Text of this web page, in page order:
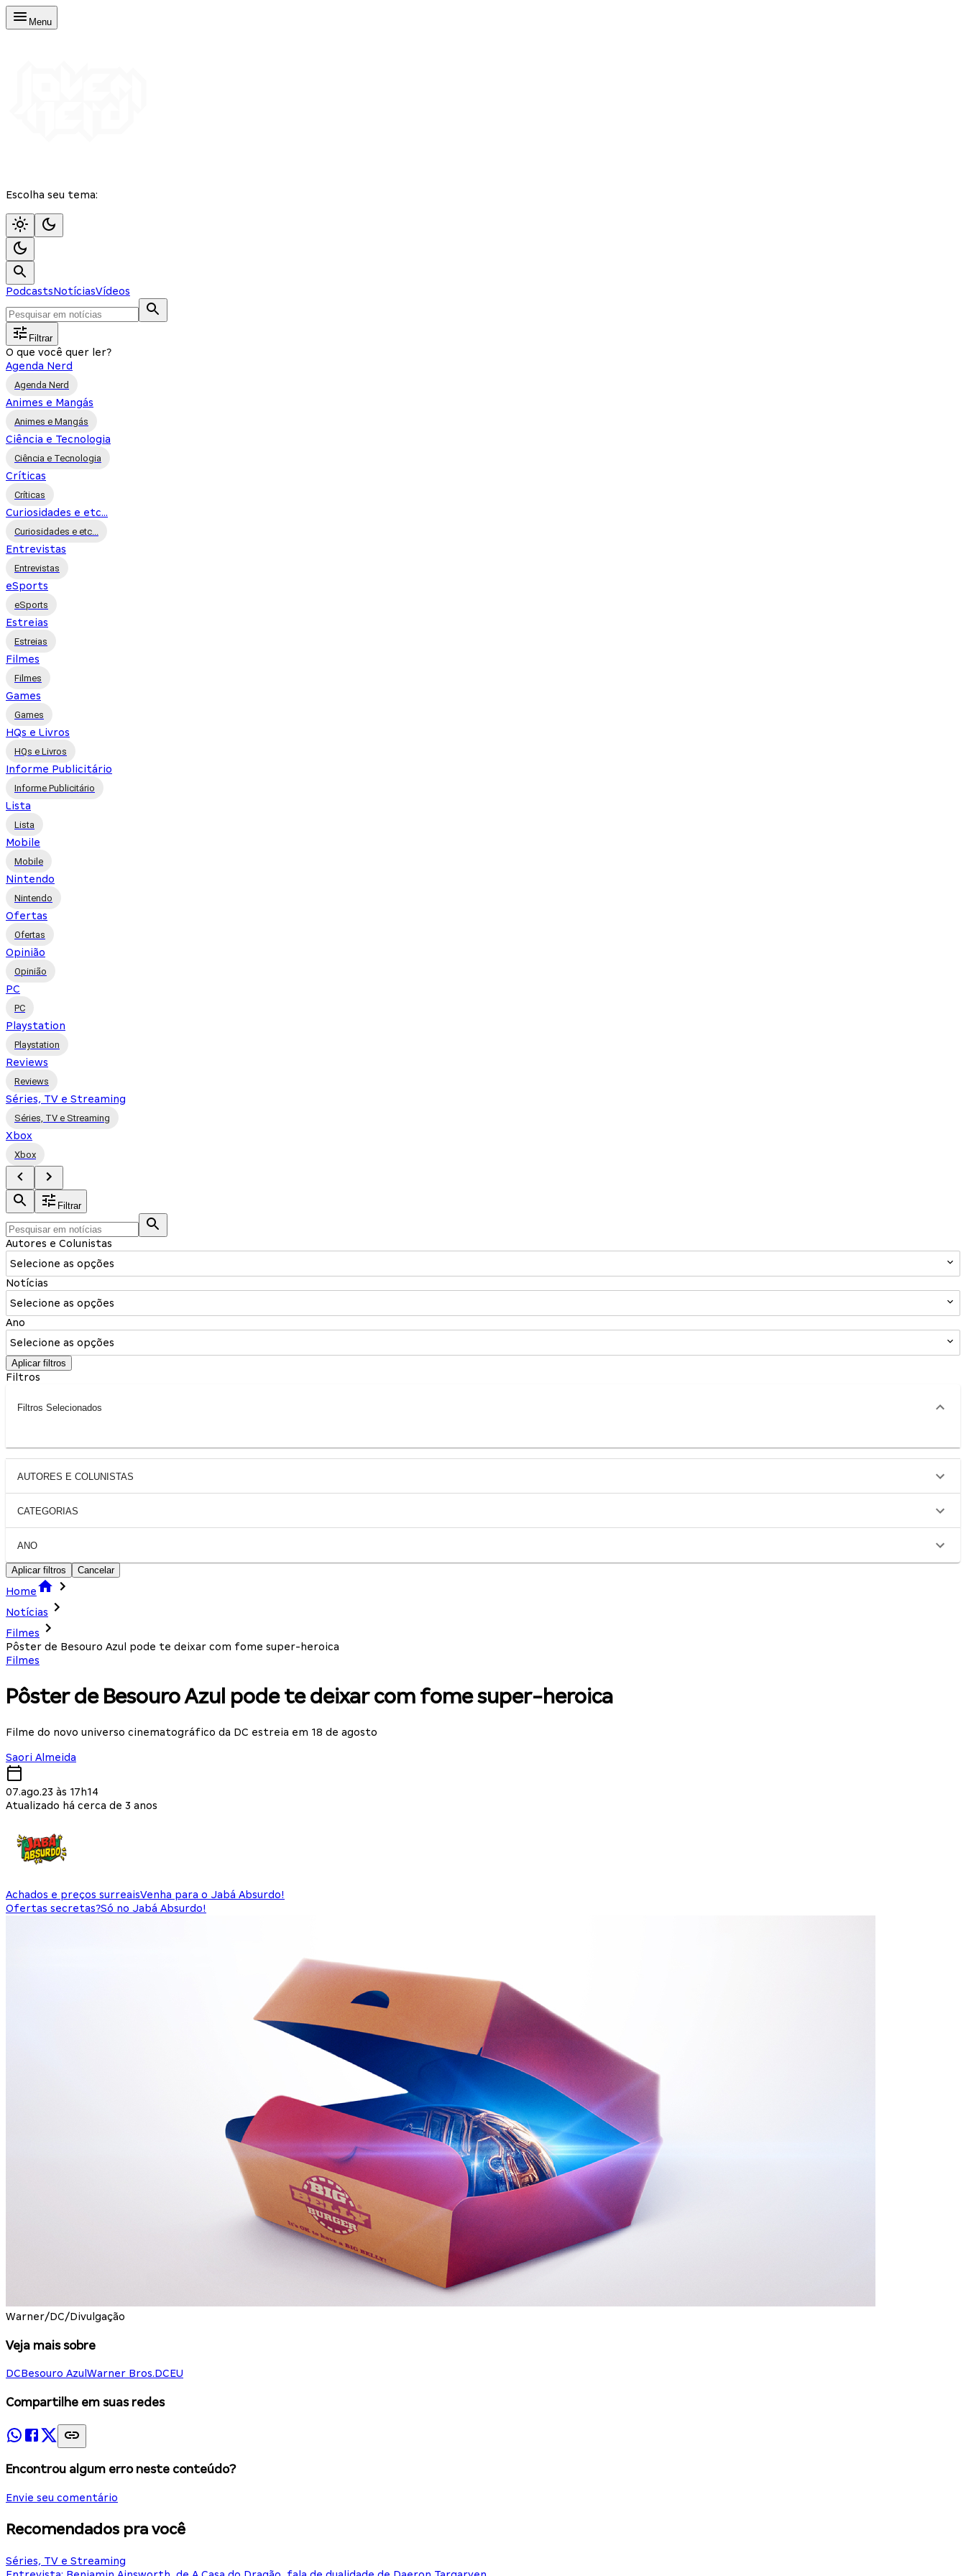
Menu
Escolha seu tema:
PodcastsNotíciasVídeos
Filtrar
O que você quer ler?
Agenda Nerd
Agenda Nerd
Animes e Mangás
Animes e Mangás
Ciência e Tecnologia
Ciência e Tecnologia
Críticas
Críticas
Curiosidades e etc...
Curiosidades e etc...
Entrevistas
Entrevistas
eSports
eSports
Estreias
Estreias
Filmes
Filmes
Games
Games
HQs e Livros
HQs e Livros
Informe Publicitário
Informe Publicitário
Lista
Lista
Mobile
Mobile
Nintendo
Nintendo
Ofertas
Ofertas
Opinião
Opinião
PC
PC
Playstation
Playstation
Reviews
Reviews
Séries, TV e Streaming
Séries, TV e Streaming
Xbox
Xbox
Filtrar
Autores e Colunistas
Selecione as opções
Notícias
Selecione as opções
Ano
Selecione as opções
Aplicar filtros
Filtros
Filtros Selecionados
AUTORES E COLUNISTAS
CATEGORIAS
ANO
Aplicar filtros Cancelar
Home
Notícias
Filmes
Pôster de Besouro Azul pode te deixar com fome super-heroica
Filmes
Pôster de Besouro Azul pode te deixar com fome super-heroica
Filme do novo universo cinematográfico da DC estreia em 18 de agosto
Saori Almeida
07.ago.23 às 17h14
Atualizado há cerca de 3 anos
Achados e preços surreaisVenha para o Jabá Absurdo!
Ofertas secretas?Só no Jabá Absurdo!
Warner/DC/Divulgação
Veja mais sobre
DCBesouro Azul Warner Bros.DCEU
Compartilhe em suas redes
Encontrou algum erro neste conteúdo?
Envie seu comentário
Recomendados pra você
Séries, TV e Streaming